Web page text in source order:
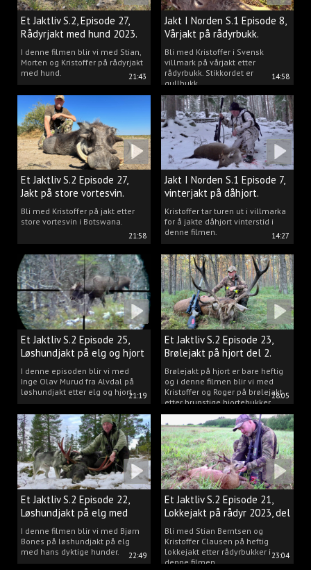
21:43
Et Jaktliv S.2, Episode 27,
Rådyrjakt med hund 2023.
I denne filmen blir vi med Stian,
Morten og Kristoffer på rådyrjakt
med hund.
14:58
Jakt I Norden S.1 Episode 8,
Vårjakt på rådyrbukk.
Bli med Kristoffer i Svensk
villmark på vårjakt etter
rådyrbukk. Stikkordet er
gullbukk.
21:58
Et Jaktliv S.2 Episode 27,
Jakt på store vortesvin.
Bli med Kristoffer på jakt etter
store vortesvin i Botswana.
14:27
Jakt I Norden S.1 Episode 7,
vinterjakt på dåhjort.
Kristoffer tar turen ut i villmarka
for å jakte dåhjort vinterstid i
denne filmen.
21:19
Et Jaktliv S.2 Episode 25,
Løshundjakt på elg og hjort
i Norge.
I denne episoden blir vi med
Inge Olav Murud fra Alvdal på
løshundjakt etter elg og hjort.
28:05
Et Jaktliv S.2 Episode 23,
Brølejakt på hjort del 2.
Brølejakt på hjort er bare heftig
og i denne filmen blir vi med
Kristoffer og Roger på brølejakt
etter brunstige hjortebukker.
22:49
Et Jaktliv S.2 Episode 22,
Løshundjakt på elg med
Bjørn Bones
I denne filmen blir vi med Bjørn
Bones på løshundjakt på elg
med hans dyktige hunder.
23:04
Et Jaktliv S.2 Episode 21,
Lokkejakt på rådyr 2023, del
3.
Bli med Stian Berntsen og
Kristoffer Clausen på heftig
lokkejakt etter rådyrbukker i
denne filmen.